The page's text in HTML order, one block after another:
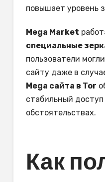
повышает уровень
Mega Market
специальные
пользователи
сайту даже в
Mega сайта в Tor
стабильный
обстоятельствах.
Как